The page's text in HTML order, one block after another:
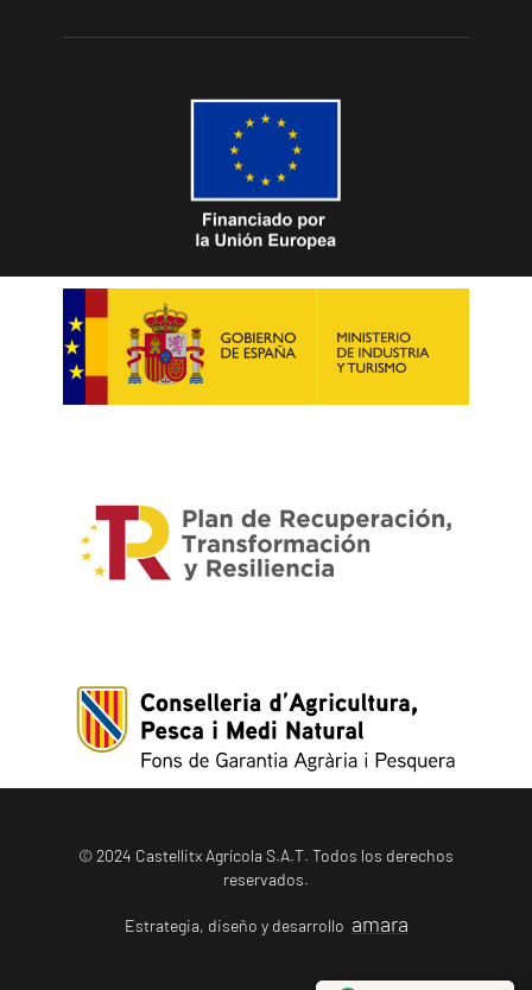
© 2024 Castellitx Agrícola S.A.T. Todos los derechos
reservados.
Estrategia, diseño y desarrollo amara